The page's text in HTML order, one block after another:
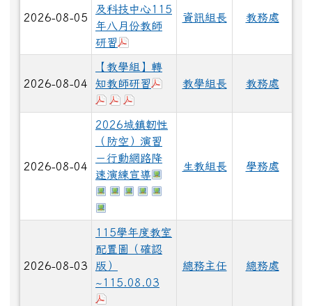
2026-08-05
及科技中心115
年八月份教師
研習
資訊組長 教務處
2026-08-04
【教學組】轉
知教師研習
下載：115年度教師專業成
下載：115年度教師專業成長研習實施
下載：115學年度國小社會領域召集
教學組長 教務處
2026-08-04
2026城鎮韌性
（防空）演習
－行動網路降
速演練宣導
於彈跳視窗觀看：
於彈跳視窗觀看：
於彈跳視窗觀看：
於彈跳視窗觀看：
於彈跳視窗觀看：
生教組長 學務處
2026-08-03
115學年度教室
配置圖（確認
版）
~115.08.03
總務主任 總務處